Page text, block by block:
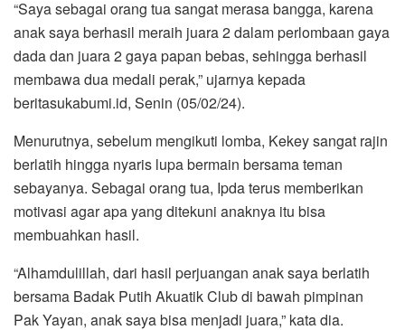
“Saya sebagai orang tua sangat merasa bangga, karena
anak saya berhasil meraih juara 2 dalam perlombaan gaya
dada dan juara 2 gaya papan bebas, sehingga berhasil
membawa dua medali perak,” ujarnya kepada
beritasukabumi.id, Senin (05/02/24).
Menurutnya, sebelum mengikuti lomba, Kekey sangat rajin
berlatih hingga nyaris lupa bermain bersama teman
sebayanya. Sebagai orang tua, Ipda terus memberikan
motivasi agar apa yang ditekuni anaknya itu bisa
membuahkan hasil.
“Alhamdulillah, dari hasil perjuangan anak saya berlatih
bersama Badak Putih Akuatik Club di bawah pimpinan
Pak Yayan, anak saya bisa menjadi juara,” kata dia.